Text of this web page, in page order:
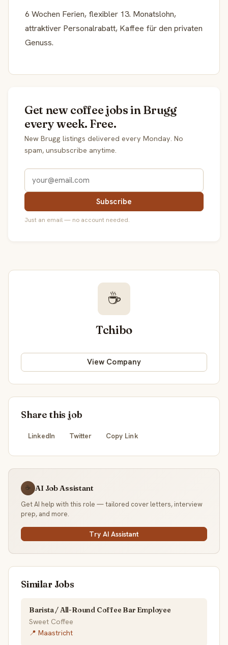
6 Wochen Ferien, flexibler 13. Monatslohn,
attraktiver Personalrabatt, Kaffee für den privaten
Genuss.
Get new coffee jobs in Brugg
every week. Free.
New Brugg listings delivered every Monday. No
spam, unsubscribe anytime.
Subscribe
Just an email — no account needed.
☕
Tchibo
View Company
Share this job
LinkedIn Twitter Copy Link
☕ AI Job Assistant
Get AI help with this role — tailored cover letters, interview
prep, and more.
Try AI Assistant
Similar Jobs
Barista / All-Round Coffee Bar Employee
Sweet Coffee
📍 Maastricht